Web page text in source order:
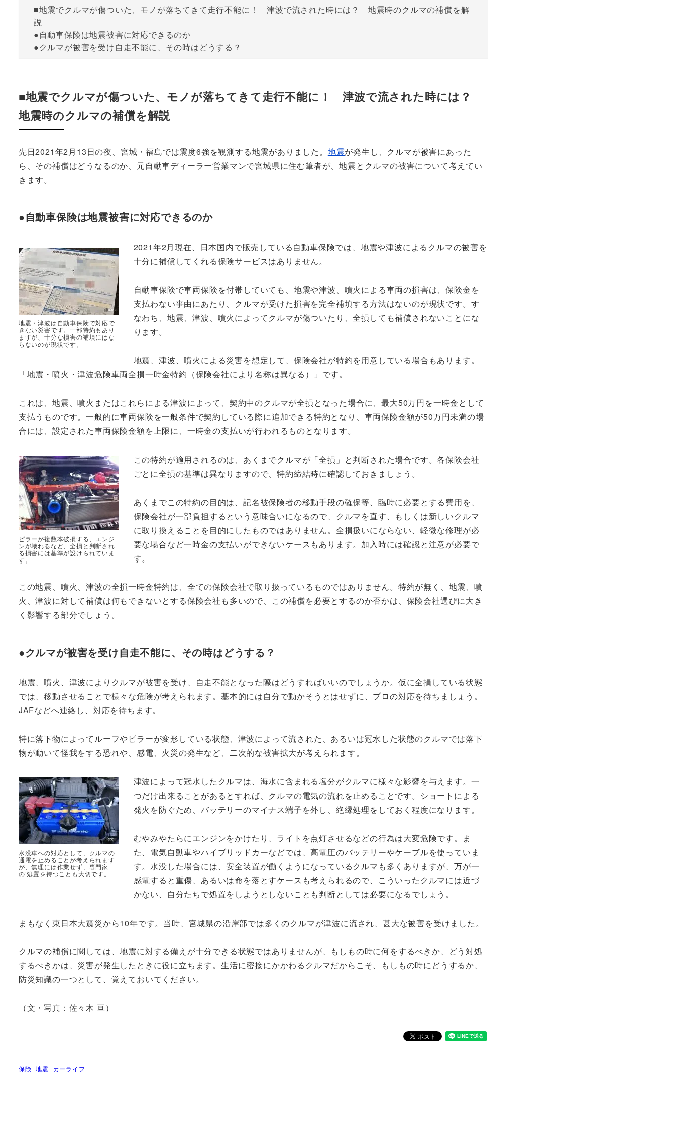
■地震でクルマが傷ついた、モノが落ちてきて走行不能に！ 津波で流された時には？ 地震時のクルマの補償を解
説
●自動車保険は地震被害に対応できるのか
●クルマが被害を受け自走不能に、その時はどうする？
■地震でクルマが傷ついた、モノが落ちてきて走行不能に！ 津波で流された時には？
地震時のクルマの補償を解説
先日2021年2月13日の夜、宮城・福島では震度6強を観測する地震がありました。 地震が発生し、クルマが被害にあった
ら、その補償はどうなるのか、元自動車ディーラー営業マンで宮城県に住む筆者が、地震とクルマの被害について考えてい
きます。
●自動車保険は地震被害に対応できるのか
地震・津波は自動車保険で対応で
きない災害です。一部特約もあり
ますが、十分な損害の補填にはな
らないのが現状です。
2021年2月現在、日本国内で販売している自動車保険では、地震や津波によるクルマの被害を
十分に補償してくれる保険サービスはありません。
自動車保険で車両保険を付帯していても、地震や津波、噴火による車両の損害は、保険金を
支払わない事由にあたり、クルマが受けた損害を完全補填する方法はないのが現状です。す
なわち、地震、津波、噴火によってクルマが傷ついたり、全損しても補償されないことにな
ります。
地震、津波、噴火による災害を想定して、保険会社が特約を用意している場合もあります。
「地震・噴火・津波危険車両全損一時金特約（保険会社により名称は異なる）」です。
これは、地震、噴火またはこれらによる津波によって、契約中のクルマが全損となった場合に、最大50万円を一時金として
支払うものです。一般的に車両保険を一般条件で契約している際に追加できる特約となり、車両保険金額が50万円未満の場
合には、設定された車両保険金額を上限に、一時金の支払いが行われるものとなります。
ピラーが複数本破損する、エンジ
ンが壊れるなど、全損と判断され
る損害には基準が設けられていま
す。
この特約が適用されるのは、あくまでクルマが「全損」と判断された場合です。各保険会社
ごとに全損の基準は異なりますので、特約締結時に確認しておきましょう。
あくまでこの特約の目的は、記名被保険者の移動手段の確保等、臨時に必要とする費用を、
保険会社が一部負担するという意味合いになるので、クルマを直す、もしくは新しいクルマ
に取り換えることを目的にしたものではありません。全損扱いにならない、軽微な修理が必
要な場合など一時金の支払いができないケースもあります。加入時には確認と注意が必要で
す。
この地震、噴火、津波の全損一時金特約は、全ての保険会社で取り扱っているものではありません。特約が無く、地震、噴
火、津波に対して補償は何もできないとする保険会社も多いので、この補償を必要とするのか否かは、保険会社選びに大き
く影響する部分でしょう。
●クルマが被害を受け自走不能に、その時はどうする？
地震、噴火、津波によりクルマが被害を受け、自走不能となった際はどうすればいいのでしょうか。仮に全損している状態
では、移動させることで様々な危険が考えられます。基本的には自分で動かそうとはせずに、プロの対応を待ちましょう。
JAFなどへ連絡し、対応を待ちます。
特に落下物によってルーフやピラーが変形している状態、津波によって流された、あるいは冠水した状態のクルマでは落下
物が動いて怪我をする恐れや、感電、火災の発生など、二次的な被害拡大が考えられます。
水没車への対応として、クルマの
通電を止めることが考えられます
が、無理には作業せず、専門家
の’処置を待つことも大切です。
津波によって冠水したクルマは、海水に含まれる塩分がクルマに様々な影響を与えます。一
つだけ出来ることがあるとすれば、クルマの電気の流れを止めることです。ショートによる
発火を防ぐため、バッテリーのマイナス端子を外し、絶縁処理をしておく程度になります。
むやみやたらにエンジンをかけたり、ライトを点灯させるなどの行為は大変危険です。ま
た、電気自動車やハイブリッドカーなどでは、高電圧のバッテリーやケーブルを使っていま
す。水没した場合には、安全装置が働くようになっているクルマも多くありますが、万が一
感電すると重傷、あるいは命を落とすケースも考えられるので、こういったクルマには近づ
かない、自分たちで処置をしようとしないことも判断としては必要になるでしょう。
まもなく東日本大震災から10年です。当時、宮城県の沿岸部では多くのクルマが津波に流され、甚大な被害を受けました。
クルマの補償に関しては、地震に対する備えが十分できる状態ではありませんが、もしもの時に何をするべきか、どう対処
するべきかは、災害が発生したときに役に立ちます。生活に密接にかかわるクルマだからこそ、もしもの時にどうするか、
防災知識の一つとして、覚えておいてください。
（文・写真：佐々木 亘）
保険 地震 カーライフ